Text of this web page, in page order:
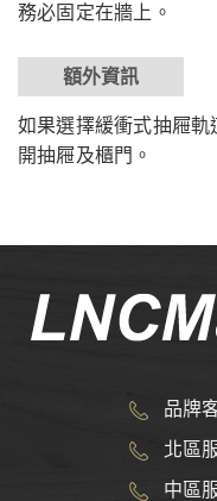
務必固定在牆上。
額外資訊
如果選擇緩衝式抽屜
開抽屜及櫃門。
品牌
北區
中區